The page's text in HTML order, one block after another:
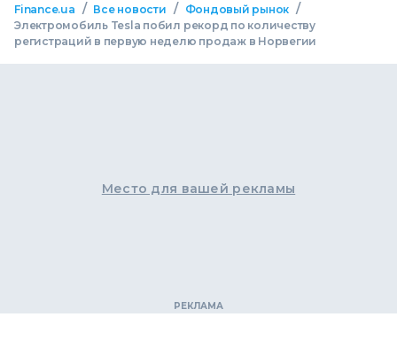
Finance.ua / Все новости / Фондовый рынок /
Электромобиль Tesla побил рекорд по количеству
регистраций в первую неделю продаж в Норвегии
Место для вашей рекламы